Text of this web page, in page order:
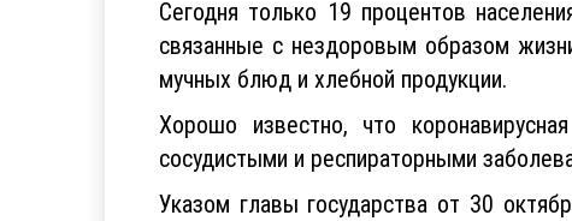
На совещании обсуждены также
Сегодня только 19 процентов
связанные с нездоровым образом
мучных блюд и хлебной продукции.
Хорошо известно, что
сосудистыми и респираторными